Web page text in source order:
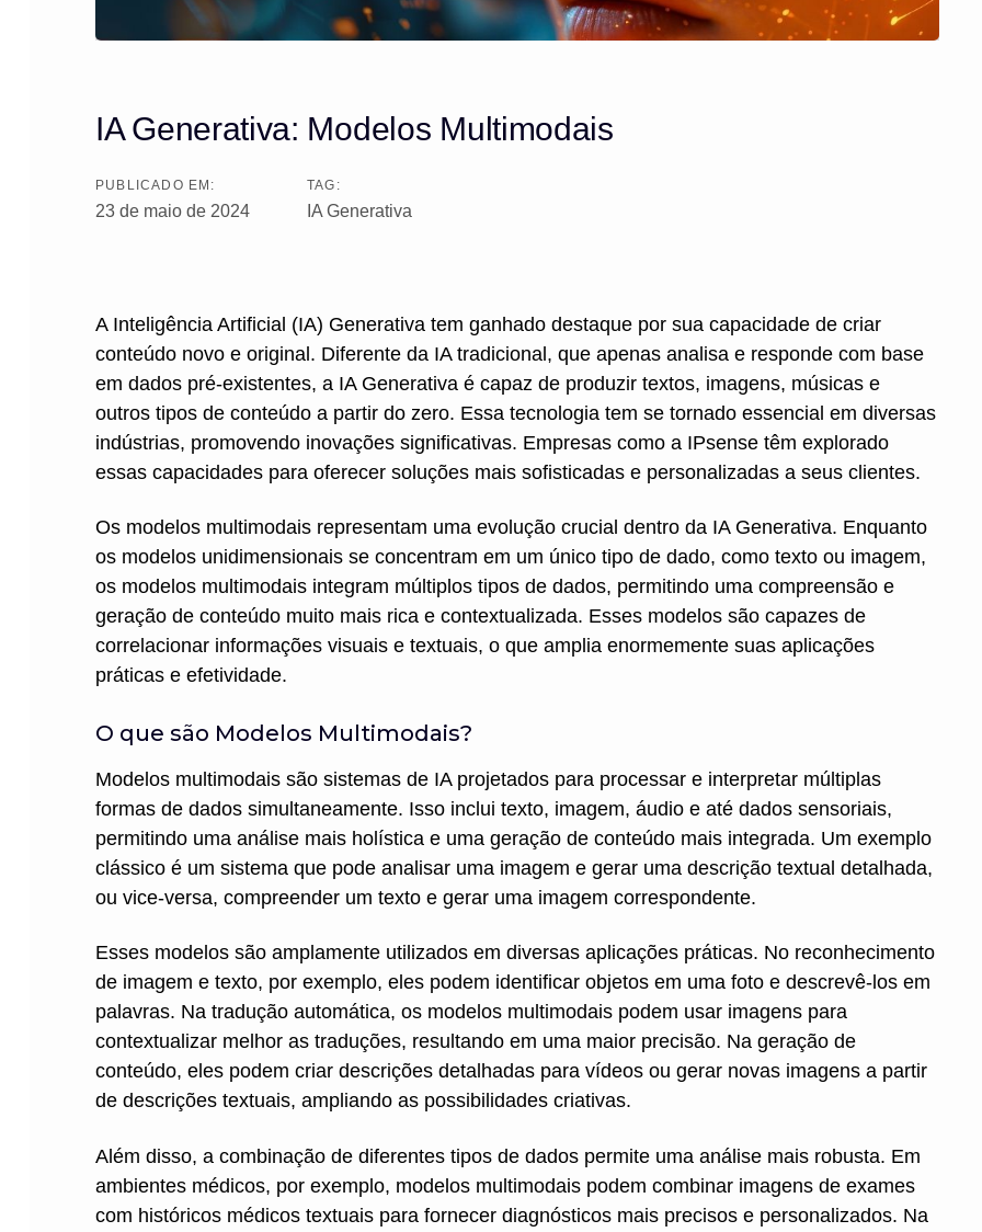
IA Generativa: Modelos Multimodais
PUBLICADO EM:
23 de maio de 2024
TAG:
IA Generativa
A Inteligência Artificial (IA) Generativa tem ganhado destaque por sua capacidade de criar
conteúdo novo e original. Diferente da IA tradicional, que apenas analisa e responde com base
em dados pré-existentes, a IA Generativa é capaz de produzir textos, imagens, músicas e
outros tipos de conteúdo a partir do zero. Essa tecnologia tem se tornado essencial em diversas
indústrias, promovendo inovações significativas. Empresas como a IPsense têm explorado
essas capacidades para oferecer soluções mais sofisticadas e personalizadas a seus clientes.
Os modelos multimodais representam uma evolução crucial dentro da IA Generativa. Enquanto
os modelos unidimensionais se concentram em um único tipo de dado, como texto ou imagem,
os modelos multimodais integram múltiplos tipos de dados, permitindo uma compreensão e
geração de conteúdo muito mais rica e contextualizada. Esses modelos são capazes de
correlacionar informações visuais e textuais, o que amplia enormemente suas aplicações
práticas e efetividade.
O que são Modelos Multimodais?
Modelos multimodais são sistemas de IA projetados para processar e interpretar múltiplas
formas de dados simultaneamente. Isso inclui texto, imagem, áudio e até dados sensoriais,
permitindo uma análise mais holística e uma geração de conteúdo mais integrada. Um exemplo
clássico é um sistema que pode analisar uma imagem e gerar uma descrição textual detalhada,
ou vice-versa, compreender um texto e gerar uma imagem correspondente.
Esses modelos são amplamente utilizados em diversas aplicações práticas. No reconhecimento
de imagem e texto, por exemplo, eles podem identificar objetos em uma foto e descrevê-los em
palavras. Na tradução automática, os modelos multimodais podem usar imagens para
contextualizar melhor as traduções, resultando em uma maior precisão. Na geração de
conteúdo, eles podem criar descrições detalhadas para vídeos ou gerar novas imagens a partir
de descrições textuais, ampliando as possibilidades criativas.
Além disso, a combinação de diferentes tipos de dados permite uma análise mais robusta. Em
ambientes médicos, por exemplo, modelos multimodais podem combinar imagens de exames
com históricos médicos textuais para fornecer diagnósticos mais precisos e personalizados. Na